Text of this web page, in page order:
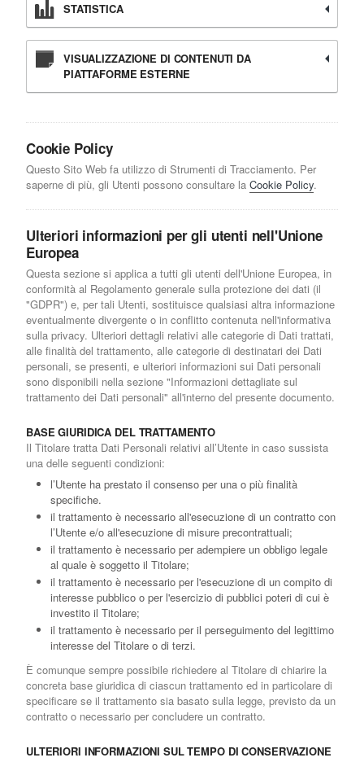
STATISTICA
VISUALIZZAZIONE DI CONTENUTI DA
PIATTAFORME ESTERNE
Cookie Policy
Questo Sito Web fa utilizzo di Strumenti di Tracciamento. Per
saperne di più, gli Utenti possono consultare la Cookie Policy.
Ulteriori informazioni per gli utenti nell'Unione
Europea
Questa sezione si applica a tutti gli utenti dell'Unione Europea, in
conformità al Regolamento generale sulla protezione dei dati (il
"GDPR") e, per tali Utenti, sostituisce qualsiasi altra informazione
eventualmente divergente o in conflitto contenuta nell'informativa
sulla privacy. Ulteriori dettagli relativi alle categorie di Dati trattati,
alle finalità del trattamento, alle categorie di destinatari dei Dati
personali, se presenti, e ulteriori informazioni sui Dati personali
sono disponibili nella sezione "Informazioni dettagliate sul
trattamento dei Dati personali" all'interno del presente documento.
BASE GIURIDICA DEL TRATTAMENTO
Il Titolare tratta Dati Personali relativi all’Utente in caso sussista
una delle seguenti condizioni:
l’Utente ha prestato il consenso per una o più finalità
specifiche.
il trattamento è necessario all'esecuzione di un contratto con
l’Utente e/o all'esecuzione di misure precontrattuali;
il trattamento è necessario per adempiere un obbligo legale
al quale è soggetto il Titolare;
il trattamento è necessario per l'esecuzione di un compito di
interesse pubblico o per l'esercizio di pubblici poteri di cui è
investito il Titolare;
il trattamento è necessario per il perseguimento del legittimo
interesse del Titolare o di terzi.
È comunque sempre possibile richiedere al Titolare di chiarire la
concreta base giuridica di ciascun trattamento ed in particolare di
specificare se il trattamento sia basato sulla legge, previsto da un
contratto o necessario per concludere un contratto.
ULTERIORI INFORMAZIONI SUL TEMPO DI CONSERVAZIONE